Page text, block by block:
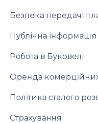
Безпека передачі
Публічна інформація
Робота в Буковелі
Оренда
Політика сталого
Страхування